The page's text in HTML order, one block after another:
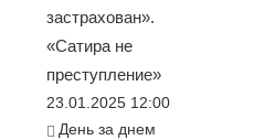
застрахован».
«Сатира не
преступление»
23.01.2025 12:00
День за днем